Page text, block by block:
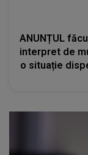
ANUNȚUL
interpret de
o situație